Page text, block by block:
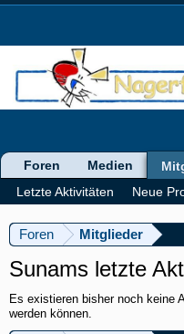
Foren Mitglieder
Sunams letzte
Es existieren bisher noch keine
werden können.
Foren Medien
Letzte Aktivitäten
Neue